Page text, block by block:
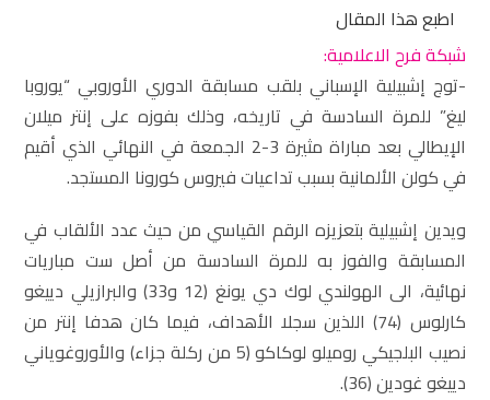
اطبع هذا المقال
شبكة فرح الاعلامية:
-توج إشبيلية الإسباني بلقب مسابقة الدوري الأوروبي “يوروبا
ليغ” للمرة السادسة في تاريخه، وذلك بفوزه على إنتر ميلان
الإيطالي بعد مباراة مثيرة 3-2 الجمعة في النهائي الذي أقيم
في كولن الألمانية بسبب تداعيات فيروس كورونا المستجد.
ويدين إشبيلية بتعزيزه الرقم القياسي من حيث عدد الألقاب في
المسابقة والفوز به للمرة السادسة من أصل ست مباريات
نهائية، الى الهولندي لوك دي يونغ (12 و33) والبرازيلي دييغو
كارلوس (74) اللذين سجلا الأهداف، فيما كان هدفا إنتر من
نصيب البلجيكي روميلو لوكاكو (5 من ركلة جزاء) والأوروغوياني
دييغو غودين (36).